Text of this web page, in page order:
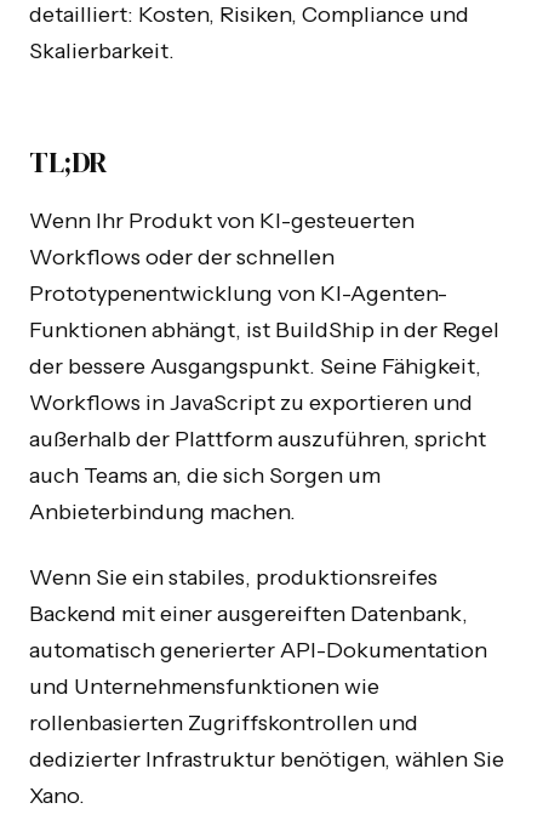
detailliert: Kosten, Risiken, Compliance und
Skalierbarkeit.
TL;DR
Wenn Ihr Produkt von KI-gesteuerten
Workflows oder der schnellen
Prototypenentwicklung von KI-Agenten-
Funktionen abhängt, ist BuildShip in der Regel
der bessere Ausgangspunkt. Seine Fähigkeit,
Workflows in JavaScript zu exportieren und
außerhalb der Plattform auszuführen, spricht
auch Teams an, die sich Sorgen um
Anbieterbindung machen.
Wenn Sie ein stabiles, produktionsreifes
Backend mit einer ausgereiften Datenbank,
automatisch generierter API-Dokumentation
und Unternehmensfunktionen wie
rollenbasierten Zugriffskontrollen und
dedizierter Infrastruktur benötigen, wählen Sie
Xano.